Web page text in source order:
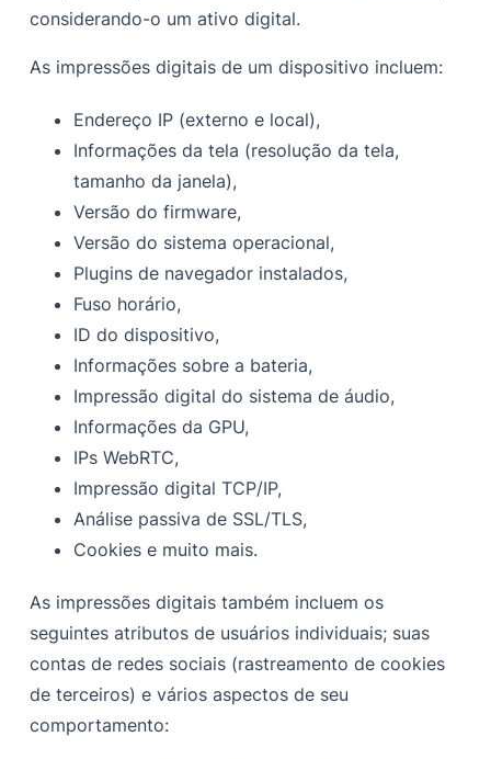
considerando-o um ativo digital.
As impressões digitais de um dispositivo incluem:
Endereço IP (externo e local),
Informações da tela (resolução da tela,
tamanho da janela),
Versão do firmware,
Versão do sistema operacional,
Plugins de navegador instalados,
Fuso horário,
ID do dispositivo,
Informações sobre a bateria,
Impressão digital do sistema de áudio,
Informações da GPU,
IPs WebRTC,
Impressão digital TCP/IP,
Análise passiva de SSL/TLS,
Cookies e muito mais.
As impressões digitais também incluem os
seguintes atributos de usuários individuais; suas
contas de redes sociais (rastreamento de cookies
de terceiros) e vários aspectos de seu
comportamento: